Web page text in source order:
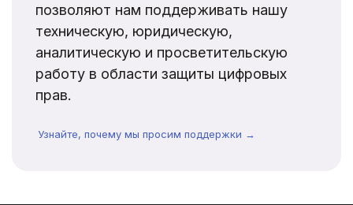
позволяют нам поддерживать нашу
техническую, юридическую,
аналитическую и просветительскую
работу в области защиты цифровых
прав.
Узнайте, почему мы просим поддержки →